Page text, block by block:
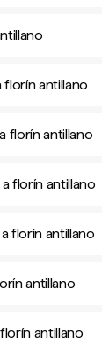
antillano
florín antillano
florín antillano
florín antillano
antillano
antillano